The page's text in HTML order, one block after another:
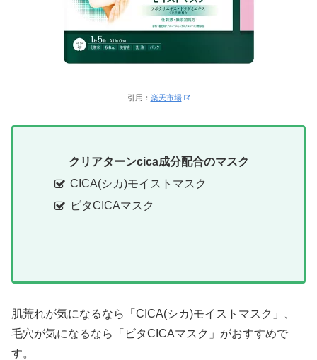
引用： 楽天市場
クリアターンcica成分配合のマスク
CICA(シカ)モイストマスク
ビタCICAマスク
肌荒れが気になるなら「CICA(シカ)モイストマスク」、
毛穴が気になるなら「ビタCICAマスク」がおすすめで
す。